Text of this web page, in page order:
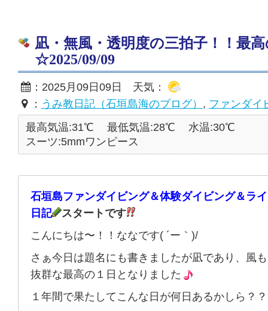
凪・無風・透明度の三拍子！！最
☆2025/09/09
：2025月09日09日 天気：
： うみ教日記（石垣島海のブログ） , ファンダイ
最高気温:31℃
最低気温:28℃
水温:30℃
スーツ:5mmワンピース
石垣島ファンダイビング＆体験ダイビング＆ラ
日記
スタートです
こんにちは〜！！ななです( ´ー｀)/
さぁ今日は題名にも書きましたが凪であり、風
抜群な最高の１日となりました
１年間で果たしてこんな日が何日あるかしら？？